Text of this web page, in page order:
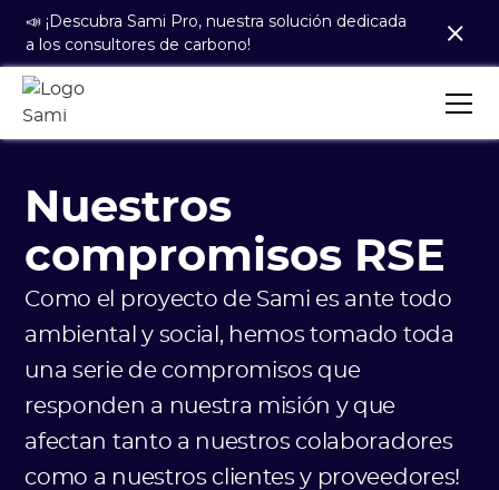
📣 ¡Descubra Sami Pro, nuestra solución dedicada
a los consultores de carbono!
Nuestros
compromisos RSE
Como el proyecto de Sami es ante todo
ambiental y social, hemos tomado toda
una serie de compromisos que
responden a nuestra misión y que
afectan tanto a nuestros colaboradores
como a nuestros clientes y proveedores!